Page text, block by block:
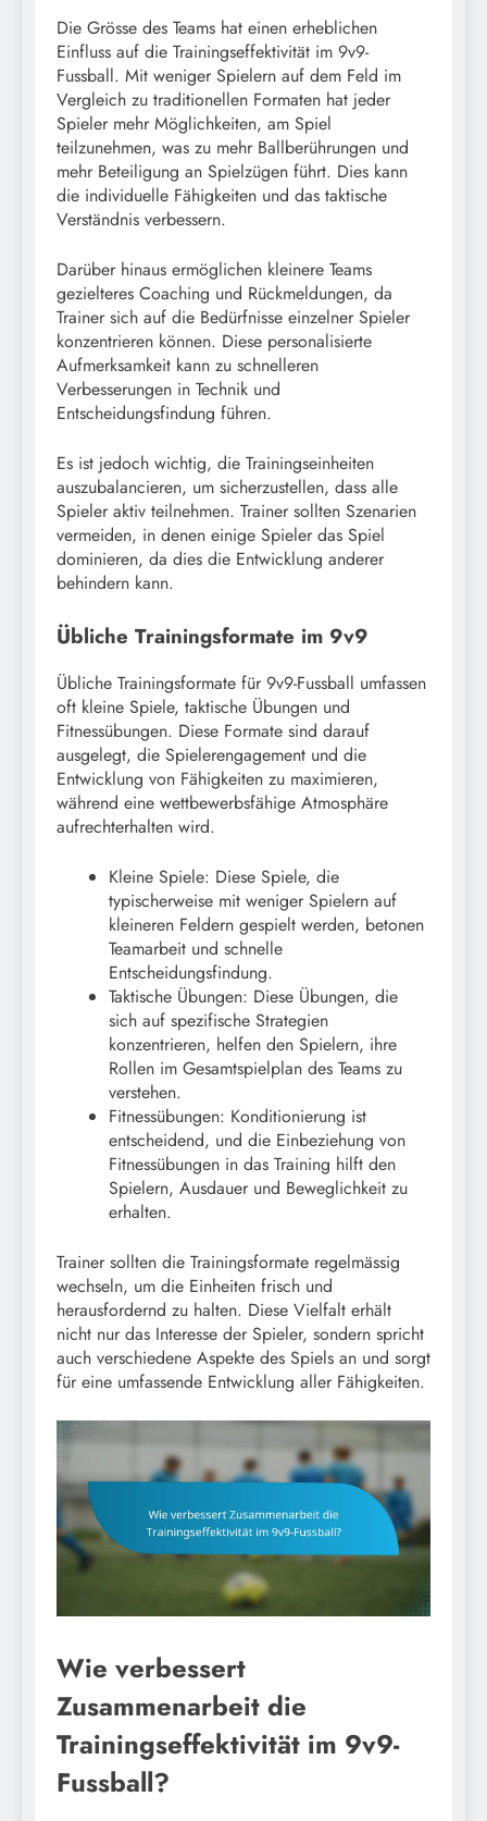
Die Grösse des Teams hat einen erheblichen
Einfluss auf die Trainingseffektivität im 9v9-
Fussball. Mit weniger Spielern auf dem Feld im
Vergleich zu traditionellen Formaten hat jeder
Spieler mehr Möglichkeiten, am Spiel
teilzunehmen, was zu mehr Ballberührungen und
mehr Beteiligung an Spielzügen führt. Dies kann
die individuelle Fähigkeiten und das taktische
Verständnis verbessern.
Darüber hinaus ermöglichen kleinere Teams
gezielteres Coaching und Rückmeldungen, da
Trainer sich auf die Bedürfnisse einzelner Spieler
konzentrieren können. Diese personalisierte
Aufmerksamkeit kann zu schnelleren
Verbesserungen in Technik und
Entscheidungsfindung führen.
Es ist jedoch wichtig, die Trainingseinheiten
auszubalancieren, um sicherzustellen, dass alle
Spieler aktiv teilnehmen. Trainer sollten Szenarien
vermeiden, in denen einige Spieler das Spiel
dominieren, da dies die Entwicklung anderer
behindern kann.
Übliche Trainingsformate im 9v9
Übliche Trainingsformate für 9v9-Fussball umfassen
oft kleine Spiele, taktische Übungen und
Fitnessübungen. Diese Formate sind darauf
ausgelegt, die Spielerengagement und die
Entwicklung von Fähigkeiten zu maximieren,
während eine wettbewerbsfähige Atmosphäre
aufrechterhalten wird.
Kleine Spiele: Diese Spiele, die
typischerweise mit weniger Spielern auf
kleineren Feldern gespielt werden, betonen
Teamarbeit und schnelle
Entscheidungsfindung.
Taktische Übungen: Diese Übungen, die
sich auf spezifische Strategien
konzentrieren, helfen den Spielern, ihre
Rollen im Gesamtspielplan des Teams zu
verstehen.
Fitnessübungen: Konditionierung ist
entscheidend, und die Einbeziehung von
Fitnessübungen in das Training hilft den
Spielern, Ausdauer und Beweglichkeit zu
erhalten.
Trainer sollten die Trainingsformate regelmässig
wechseln, um die Einheiten frisch und
herausfordernd zu halten. Diese Vielfalt erhält
nicht nur das Interesse der Spieler, sondern spricht
auch verschiedene Aspekte des Spiels an und sorgt
für eine umfassende Entwicklung aller Fähigkeiten.
Wie verbessert
Zusammenarbeit die
Trainingseffektivität im 9v9-
Fussball?